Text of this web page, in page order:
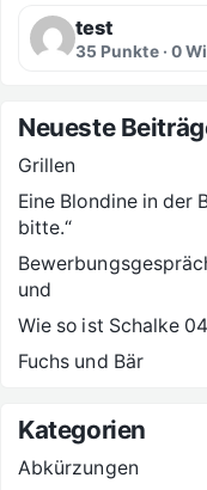
test
35 Punkte · 0
Neueste
Grillen
Eine Blondine in der
bitte.“
und
Wie so ist Schalke
Fuchs und Bär
Kategorien
Abkürzungen